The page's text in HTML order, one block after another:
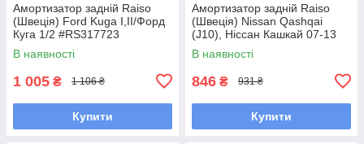
Амортизатор задній Raiso
(Швеція) Ford Kuga I,II/Форд
Куга 1/2 #RS317723
UAKMLIQ7
В наявності
1 005 ₴ 1 106 ₴
Купити
Амортизатор задній Raiso
(Швеція) Nissan Qashqai
(J10), Ніссан Кашкай 07-13
#ST130315 UAZXDDF7
В наявності
846 ₴ 931 ₴
Купити